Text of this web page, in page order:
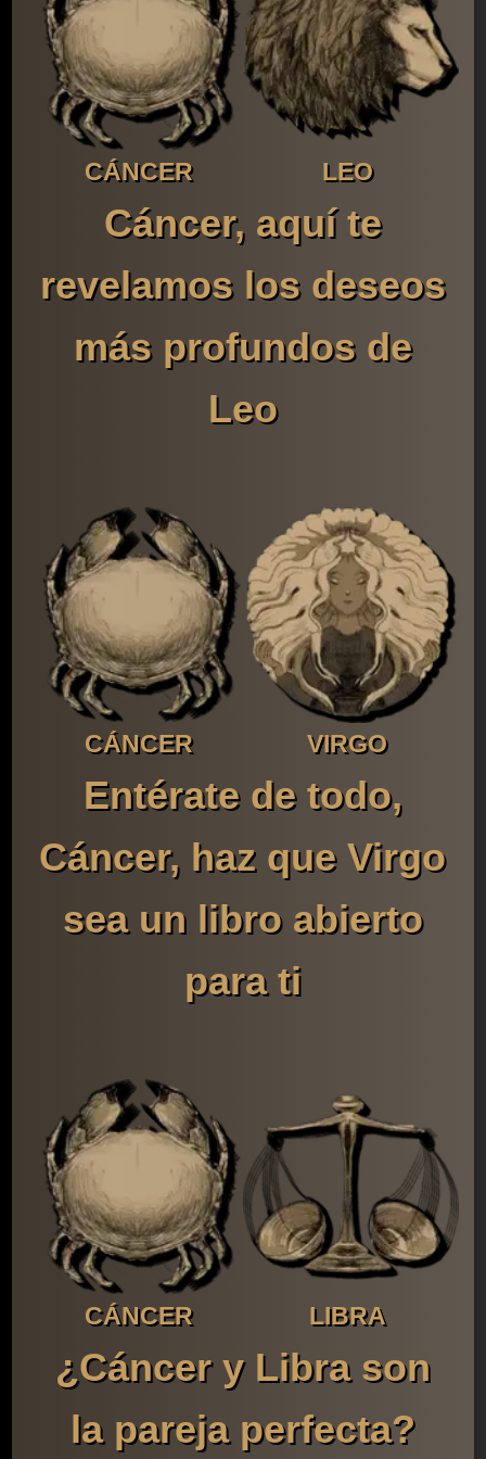
CÁNCER LEO
Cáncer, aquí te
revelamos los deseos
más profundos de
Leo
CÁNCER VIRGO
Entérate de todo,
Cáncer, haz que Virgo
sea un libro abierto
para ti
CÁNCER LIBRA
¿Cáncer y Libra son
la pareja perfecta?